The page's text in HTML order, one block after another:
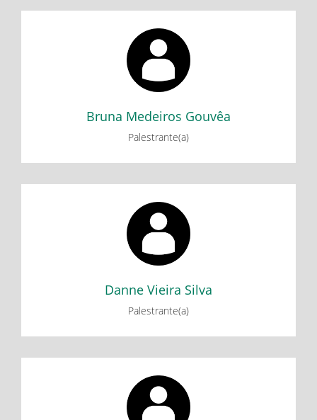
Bruna Medeiros Gouvêa
Palestrante(a)
Bruna Medeiros Gouvêa
I CICLO DE DEBATES DO GEDEB: Reflexões sobre a
formação nacional a partir de Caio Prado Jr.
Florestan Fernandes e Celso Furtado
Danne Vieira Silva
Palestrante(a)
Danne Vieira Silva
I CICLO DE DEBATES DO GEDEB: Reflexões sobre a
formação nacional a partir de Caio Prado Jr.
Florestan Fernandes e Celso Furtado
Gisleide Coelho Do Nascimento
I CICLO DE DEBATES DO GEDEB: Reflexões sobre a
formação nacional a partir de Caio Prado Jr.